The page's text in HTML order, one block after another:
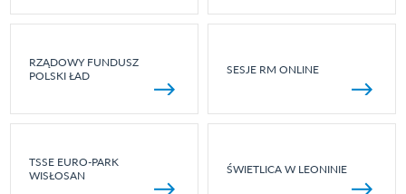
RZĄDOWY FUNDUSZ
POLSKI ŁAD
SESJE RM ONLINE
TSSE EURO-PARK
WISŁOSAN
ŚWIETLICA W LEONINIE